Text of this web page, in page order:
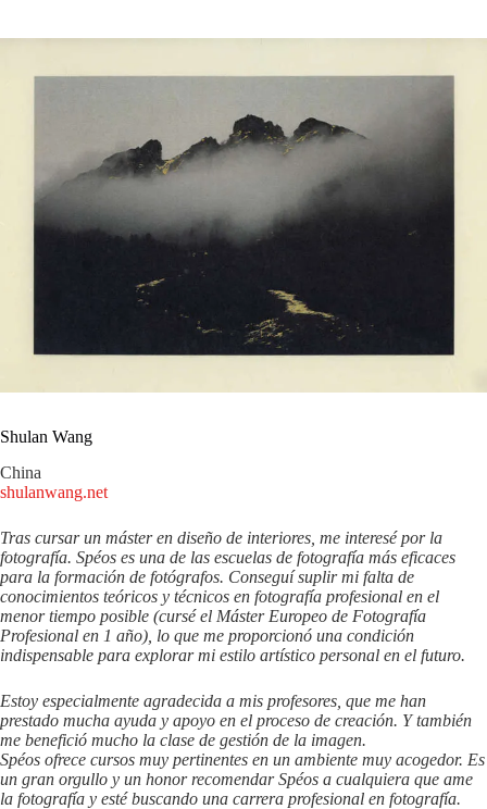
Shulan Wang
China
shulanwang.net
Tras cursar un máster en diseño de interiores, me interesé por la
fotografía. Spéos es una de las escuelas de fotografía más eficaces
para la formación de fotógrafos. Conseguí suplir mi falta de
conocimientos teóricos y técnicos en fotografía profesional en el
menor tiempo posible (cursé el Máster Europeo de Fotografía
Profesional en 1 año), lo que me proporcionó una condición
indispensable para explorar mi estilo artístico personal en el futuro.
Estoy especialmente agradecida a mis profesores, que me han
prestado mucha ayuda y apoyo en el proceso de creación. Y también
me benefició mucho la clase de gestión de la imagen.
Spéos ofrece cursos muy pertinentes en un ambiente muy acogedor. Es
un gran orgullo y un honor recomendar Spéos a cualquiera que ame
la fotografía y esté buscando una carrera profesional en fotografía.